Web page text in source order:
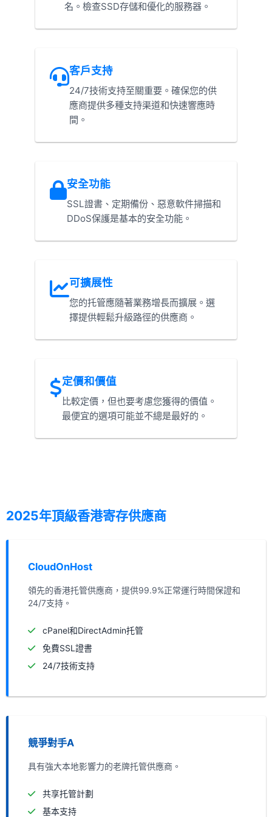
名。檢查SSD存儲和優化的服務器。
客戶支持
24/7技術支持至關重要。確保您的供
應商提供多種支持渠道和快速響應時
間。
安全功能
SSL證書、定期備份、惡意軟件掃描和
DDoS保護是基本的安全功能。
可擴展性
您的托管應隨著業務增長而擴展。選
擇提供輕鬆升級路徑的供應商。
定價和價值
比較定價，但也要考慮您獲得的價值。
最便宜的選項可能並不總是最好的。
2025年頂級香港寄存供應商
CloudOnHost
領先的香港托管供應商，提供99.9%正常運行時間保證和
24/7支持。
cPanel和DirectAdmin托管
免費SSL證書
24/7技術支持
競爭對手A
具有強大本地影響力的老牌托管供應商。
共享托管計劃
基本支持